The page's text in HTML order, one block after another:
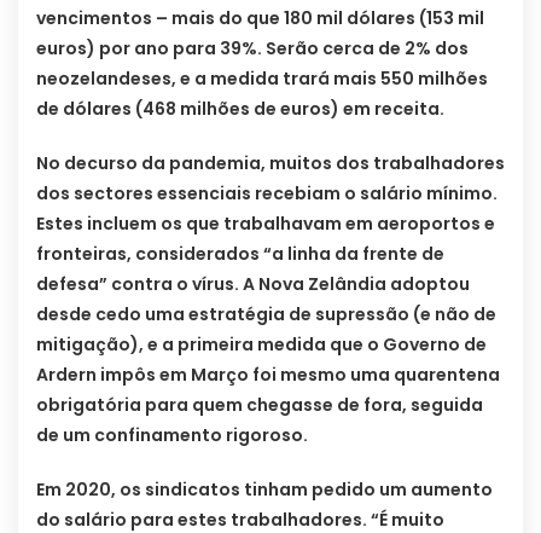
vencimentos – mais do que 180 mil dólares (153 mil
euros) por ano para 39%. Serão cerca de 2% dos
neozelandeses, e a medida trará mais 550 milhões
de dólares (468 milhões de euros) em receita.
No decurso da pandemia, muitos dos trabalhadores
dos sectores essenciais recebiam o salário mínimo.
Estes incluem os que trabalhavam em aeroportos e
fronteiras, considerados “a linha da frente de
defesa” contra o vírus. A Nova Zelândia adoptou
desde cedo uma estratégia de supressão (e não de
mitigação), e a primeira medida que o Governo de
Ardern impôs em Março foi mesmo uma quarentena
obrigatória para quem chegasse de fora, seguida
de um confinamento rigoroso.
Em 2020, os sindicatos tinham pedido um aumento
do salário para estes trabalhadores. “É muito